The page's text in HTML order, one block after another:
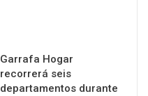
Garrafa Hogar
recorrerá seis
departamentos durante